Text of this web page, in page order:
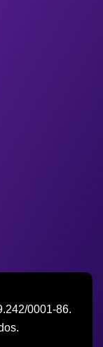
0001-86.